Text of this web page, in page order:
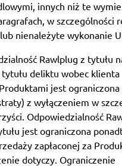
innych niż te
w szczególności
nienależyte wykonanie
Rawlplug z tytułu
deliktu wobec klienta
jest ograniczona
z wyłączeniem w
Odpowiedzialność
jest ograniczona
zapłaconej za
dotyczy. Ograniczenie